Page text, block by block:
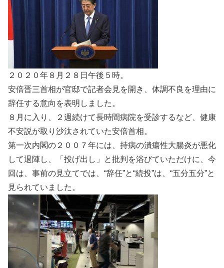
２０２０年８月２８日午後５時。
安倍晋三首相が官邸で記者会見を開き、体調不良を理由に
辞任する意向を表明しました。
８月に入り、２週続けて長時間病院を受診するなど、健康
不安説が取り沙汰されていた安倍首相。
第一次内閣の２００７年には、持病の潰瘍性大腸炎が悪化
して退陣し、「投げ出し」と批判を浴びていただけに、今
回は、事前の見立てでは、“辞任”と“続投”は、“五分五分”と
見られていました。